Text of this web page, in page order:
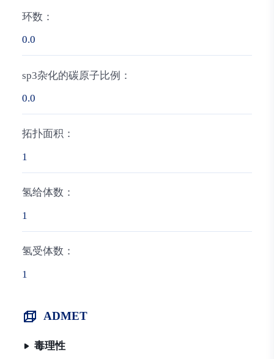
环数：
0.0
sp3杂化的碳原子比例：
0.0
拓扑面积：
1
氢给体数：
1
氢受体数：
1
ADMET
毒理性